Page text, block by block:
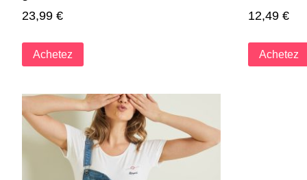
23,99 €
Achetez
12,49 €
Achetez